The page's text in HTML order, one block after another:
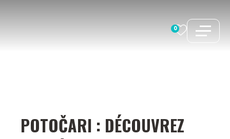
0
POTOČARI : DÉCOUVREZ